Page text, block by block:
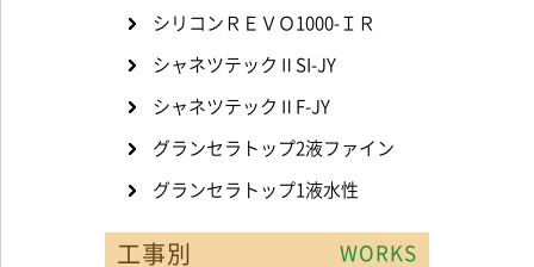
シリコンＲＥＶＯ1000-ＩＲ
シャネツテックⅡSI-JY
シャネツテックⅡF-JY
グランセラトップ2液ファイン
グランセラトップ1液水性
工事別 WORKS